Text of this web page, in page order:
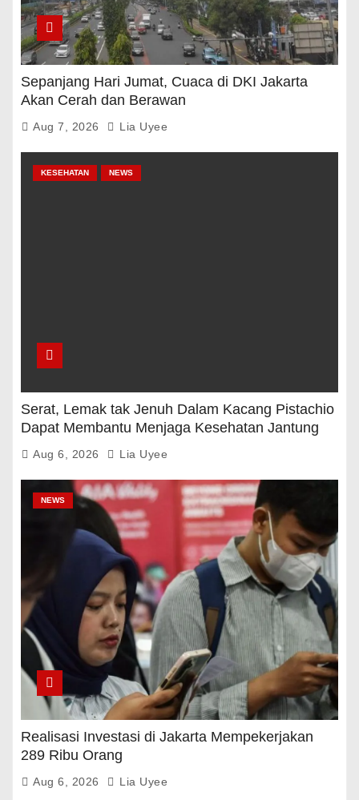
Sepanjang Hari Jumat, Cuaca di DKI Jakarta
Akan Cerah dan Berawan
Aug 7, 2026 Lia Uyee
KESEHATAN NEWS
Serat, Lemak tak Jenuh Dalam Kacang Pistachio
Dapat Membantu Menjaga Kesehatan Jantung
Dan Gula Darah
Aug 6, 2026 Lia Uyee
NEWS
Realisasi Investasi di Jakarta Mempekerjakan
289 Ribu Orang
Aug 6, 2026 Lia Uyee